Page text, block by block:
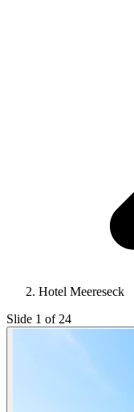
Hotel Meereseck
Slide 1 of 24